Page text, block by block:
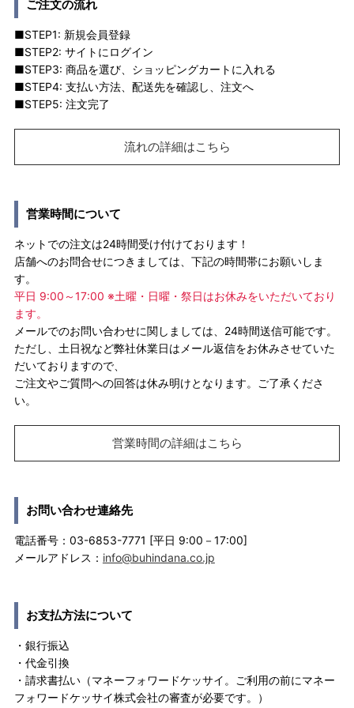
ご注文の流れ
■STEP1: 新規会員登録
■STEP2: サイトにログイン
■STEP3: 商品を選び、ショッピングカートに入れる
■STEP4: 支払い方法、配送先を確認し、注文へ
■STEP5: 注文完了
流れの詳細はこちら
営業時間について
ネットでの注文は24時間受け付けております！
店舗へのお問合せにつきましては、下記の時間帯にお願いしま
す。
平日 9:00～17:00 ※土曜・日曜・祭日はお休みをいただいており
ます。
メールでのお問い合わせに関しましては、24時間送信可能です。
ただし、土日祝など弊社休業日はメール返信をお休みさせていた
だいておりますので、
ご注文やご質問への回答は休み明けとなります。ご了承くださ
い。
営業時間の詳細はこちら
お問い合わせ連絡先
電話番号：03-6853-7771 [平日 9:00－17:00]
メールアドレス： info@buhindana.co.jp
お支払方法について
・銀行振込
・代金引換
・請求書払い（マネーフォワードケッサイ。ご利用の前にマネー
フォワードケッサイ株式会社の審査が必要です。）